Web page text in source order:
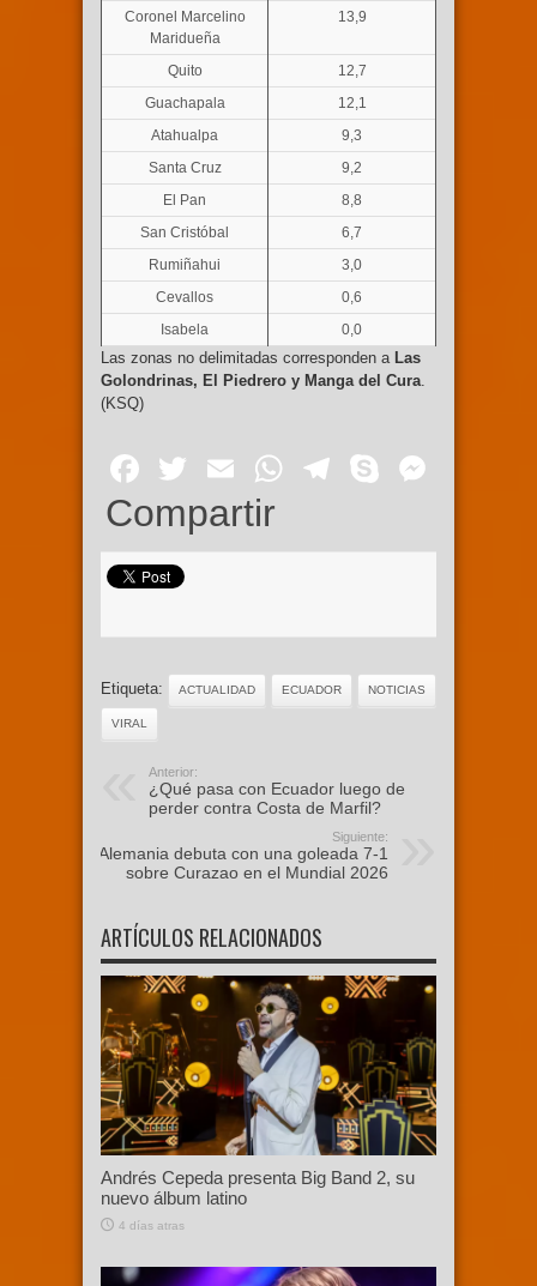
Coronel Marcelino
Maridueña
13,9
Quito
12,7
Guachapala
12,1
Atahualpa
9,3
Santa Cruz
9,2
El Pan
8,8
San Cristóbal
6,7
Rumiñahui
3,0
Cevallos
0,6
Isabela
0,0
Las zonas no delimitadas corresponden a Las
Golondrinas, El Piedrero y Manga del Cura
(KSQ)
Facebook
Twitter
EmailWhatsApp
Telegram
Skype
Compartir
Etiqueta: ACTUALIDAD ECUADOR NOTICIAS
VIRAL
Anterior:
¿Qué pasa con Ecuador luego de
perder contra Costa de Marfil?
Siguiente:
Alemania debuta con una goleada 7-1
sobre Curazao en el Mundial 2026
ARTÍCULOS RELACIONADOS
Andrés Cepeda presenta Big Band 2, su
nuevo álbum latino
4 días atras